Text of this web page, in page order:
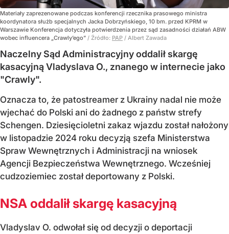
Materiały zaprezenowane podczas konferencji rzecznika prasowego ministra
koordynatora służb specjalnych Jacka Dobrzyńskiego, 10 bm. przed KPRM w
Warszawie Konferencja dotyczyła potwierdzenia przez sąd zasadności działań ABW
wobec influencera „Crawly’ego” / Źródło: PAP / Albert Zawada
Naczelny Sąd Administracyjny oddalił skargę
kasacyjną Vladyslava O., znanego w internecie jako
"Crawly".
Oznacza to, że patostreamer z Ukrainy nadal nie może
wjechać do Polski ani do żadnego z państw strefy
Schengen. Dziesięcioletni zakaz wjazdu został nałożony
w listopadzie 2024 roku decyzją szefa Ministerstwa
Spraw Wewnętrznych i Administracji na wniosek
Agencji Bezpieczeństwa Wewnętrznego. Wcześniej
cudzoziemiec został deportowany z Polski.
NSA oddalił skargę kasacyjną
Vladyslav O. odwołał się od decyzji o deportacji